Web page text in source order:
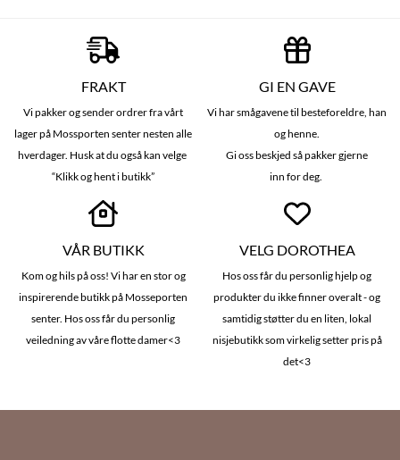
FRAKT
Vi pakker og sender ordrer fra vårt
lager på Mossporten senter nesten alle
hverdager. Husk at du også kan velge
“Klikk og hent i butikk”
GI EN GAVE
Vi har smågavene til besteforeldre, han
og henne.
Gi oss beskjed så pakker gjerne
inn for deg.
VÅR BUTIKK
Kom og hils på oss! Vi har en stor og
inspirerende butikk på Mosseporten
senter. Hos oss får du personlig
veiledning av våre flotte damer<3
VELG DOROTHEA
Hos oss får du personlig hjelp og
produkter du ikke finner overalt - og
samtidig støtter du en liten, lokal
nisjebutikk som virkelig setter pris på
det<3